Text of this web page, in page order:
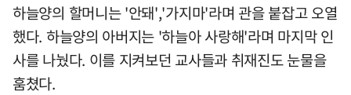
하늘양의 할머니는 '안돼','가지마'라며 관을 붙잡고 오열
했다. 하늘양의 아버지는 '하늘아 사랑해'라며 마지막 인
사를 나눴다. 이를 지켜보던 교사들과 취재진도 눈물을
훔쳤다.